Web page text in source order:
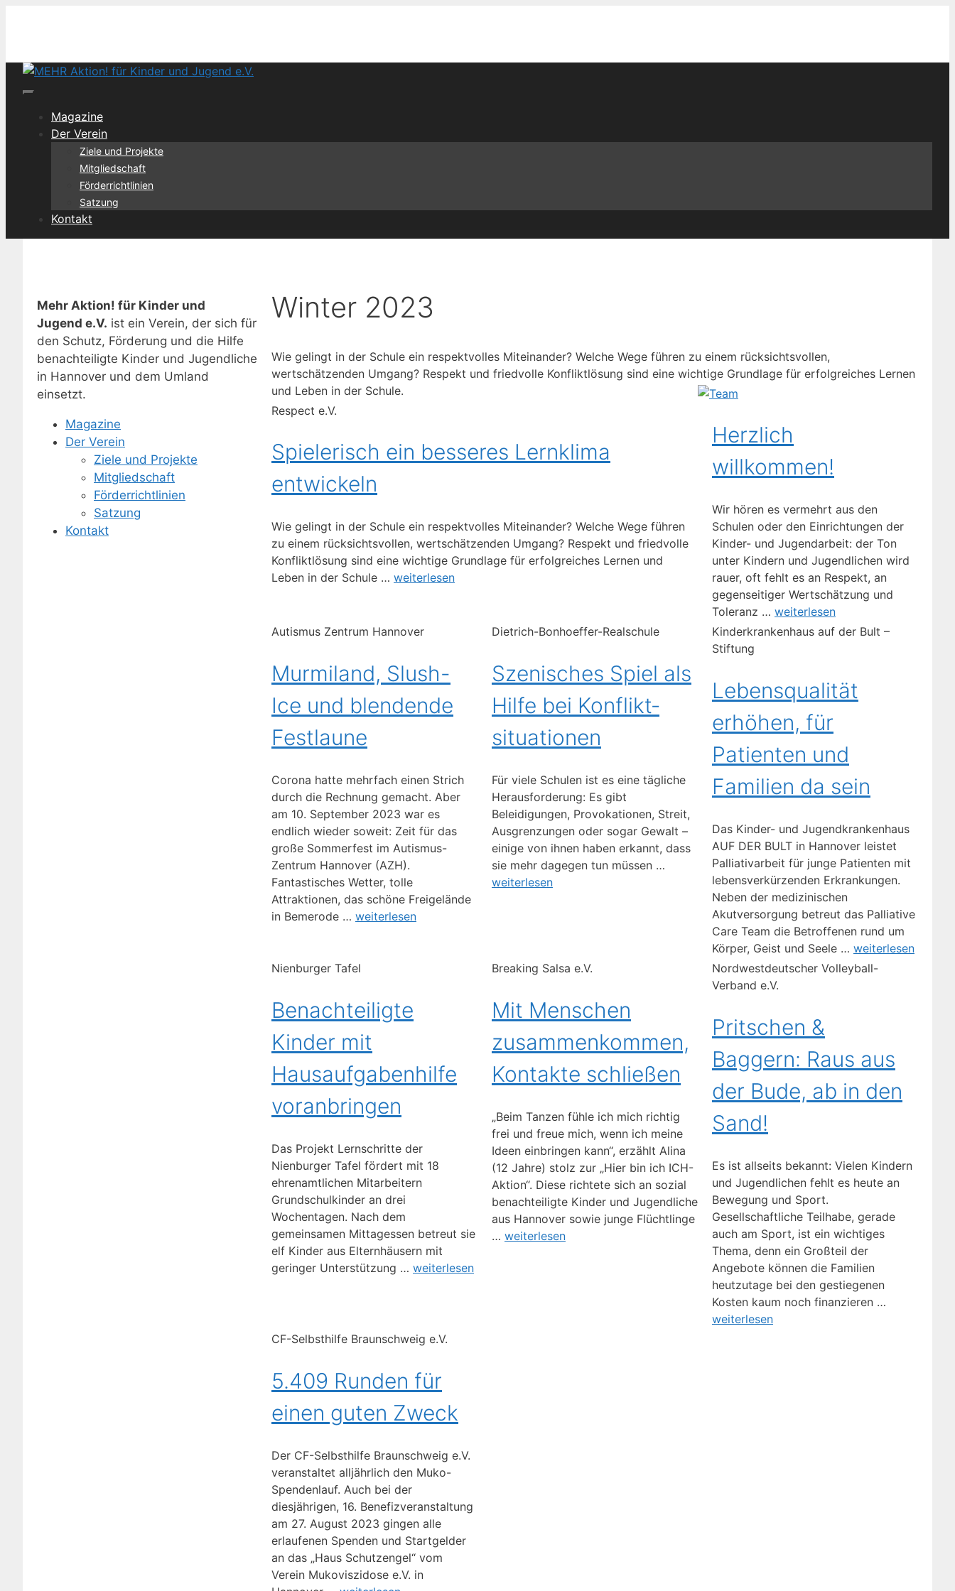
Magazine
Der Verein
Ziele und Projekte
Mitgliedschaft
Förderrichtlinien
Satzung
Kontakt
Winter 2023
Wie gelingt in der Schule ein respekt­volles Miteinander? Welche Wege führen zu einem rücksichts­vollen,
wertschätzenden Umgang? Respekt und friedvolle Konfliktlösung sind eine wichtige Grundlage für erfolgreiches Lernen
und Leben in der Schule.
Respect e.V.
Spielerisch ein besseres Lernklima
entwickeln
Wie gelingt in der Schule ein respektvolles Miteinander? Welche Wege führen
zu einem rücksichtsvollen, wertschätzenden Umgang? Respekt und friedvolle
Konfliktlösung sind eine wichtige Grundlage für erfolgreiches Lernen und
Leben in der Schule … weiterlesen
Herzlich
willkommen!
Wir hören es vermehrt aus den
Schulen oder den Einrichtungen der
Kinder- und Jugendarbeit: der Ton
unter Kindern und Jugendlichen wird
rauer, oft fehlt es an Respekt, an
gegenseitiger Wertschätzung und
Toleranz … weiterlesen
Autismus Zentrum Hannover
Murmiland, Slush-
Ice und blendende
Festlaune
Corona hatte mehrfach einen Strich
durch die Rechnung gemacht. Aber
am 10. September 2023 war es
endlich wieder soweit: Zeit für das
große Sommerfest im Autismus-
Zentrum Hannover (AZH).
Fantastisches Wetter, tolle
Attraktionen, das schöne Freigelände
in Bemerode … weiterlesen
Dietrich-Bonhoeffer-Realschule
Szenisches Spiel als
Hilfe bei Konflikt­
situationen
Für viele Schulen ist es eine tägliche
Herausforderung: Es gibt
Beleidigungen, Provokationen, Streit,
Ausgrenzungen oder sogar Gewalt –
einige von ihnen haben erkannt, dass
sie mehr dagegen tun müssen …
weiterlesen
Kinderkrankenhaus auf der Bult –
Stiftung
Lebensqualität
erhöhen, für
Patienten und
Familien da sein
Das Kinder- und Jugendkrankenhaus
AUF DER BULT in Hannover leistet
Palliativarbeit für junge Patienten mit
lebensverkürzenden Erkrankungen.
Neben der medizinischen
Akutversorgung betreut das Palliative
Care Team die Betroffenen rund um
Körper, Geist und Seele … weiterlesen
Nienburger Tafel
Benachteiligte
Kinder mit
Hausaufgabenhilfe
voranbringen
Das Projekt Lernschritte der
Nienburger Tafel fördert mit 18
ehrenamtlichen Mitarbeitern
Grundschulkinder an drei
Wochentagen. Nach dem
gemeinsamen Mittagessen betreut sie
elf Kinder aus Elternhäusern mit
geringer Unterstützung … weiterlesen
Breaking Salsa e.V.
Mit Menschen
zusammen­kommen,
Kontakte schließen
„Beim Tanzen fühle ich mich richtig
frei und freue mich, wenn ich meine
Ideen einbringen kann“, erzählt Alina
(12 Jahre) stolz zur „Hier bin ich ICH-
Aktion“. Diese richtete sich an sozial
benachteiligte Kinder und Jugendliche
aus Hannover sowie junge Flüchtlinge
… weiterlesen
Nordwestdeutscher Volleyball-
Verband e.V.
Pritschen &
Baggern: Raus aus
der Bude, ab in den
Sand!
Es ist allseits bekannt: Vielen Kindern
und Jugendlichen fehlt es heute an
Bewegung und Sport.
Gesellschaftliche Teilhabe, gerade
auch am Sport, ist ein wichtiges
Thema, denn ein Großteil der
Angebote können die Familien
heutzutage bei den gestiegenen
Kosten kaum noch finanzieren …
weiterlesen
CF-Selbsthilfe Braunschweig e.V.
5.409 Runden für
einen guten Zweck
Der CF-Selbsthilfe Braunschweig e.V.
veranstaltet alljährlich den Muko-
Spendenlauf. Auch bei der
diesjährigen, 16. Benefizveranstaltung
am 27. August 2023 gingen alle
erlaufenen Spenden und Startgelder
an das „Haus Schutzengel“ vom
Verein Mukoviszidose e.V. in
Mehr Aktion! für Kinder und
Jugend e.V. ist ein Verein, der sich für
den Schutz, Förderung und die Hilfe
benachteiligte Kinder und Jugendliche
in Hannover und dem Umland
einsetzt.
Magazine
Der Verein
Ziele und Projekte
Mitgliedschaft
Förderrichtlinien
Satzung
Kontakt